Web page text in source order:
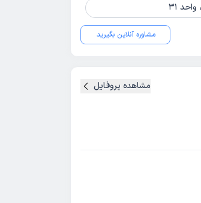
مشاوره آنلاین بگیرید
مشاهده پروفایل